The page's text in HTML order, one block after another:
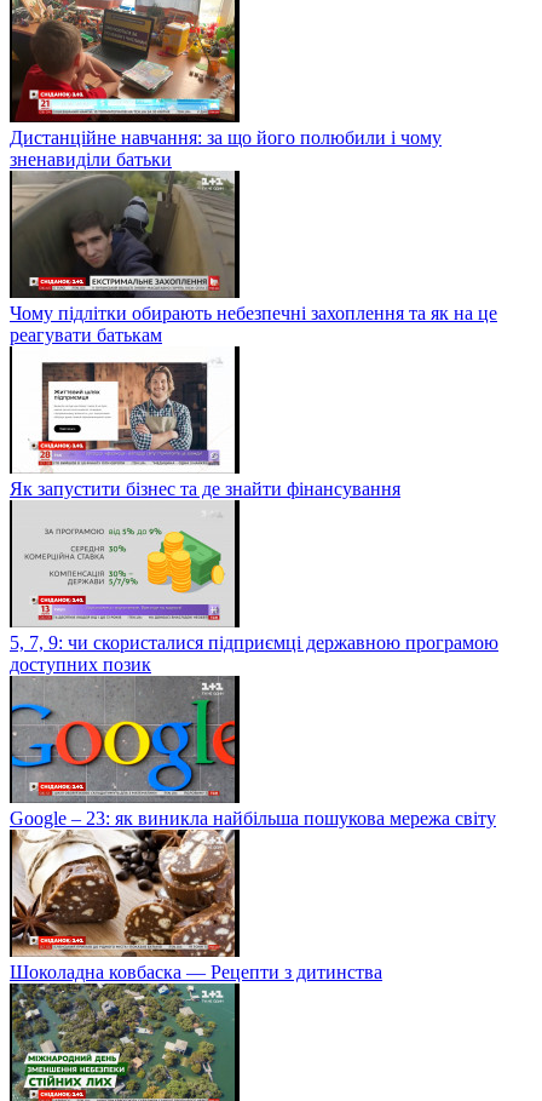
Дистанційне навчання: за що його полюбили і чому
зненавиділи батьки
Чому підлітки обирають небезпечні захоплення та як на це
реагувати батькам
Як запустити бізнес та де знайти фінансування
5, 7, 9: чи скористалися підприємці державною програмою
доступних позик
Google – 23: як виникла найбільша пошукова мережа світу
Шоколадна ковбаска — Рецепти з дитинства